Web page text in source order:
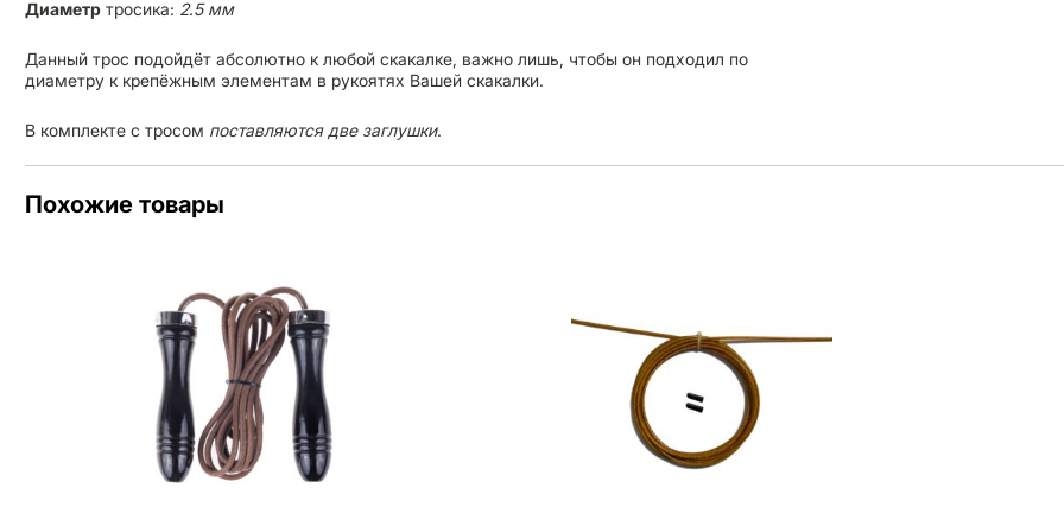
Диаметр тросика: 2.5 мм
Данный трос подойдёт абсолютно к любой скакалке, важно лишь, чтобы он подходил по
диаметру к крепёжным элементам в рукоятях Вашей скакалки.
В комплекте с тросом поставляются две заглушки.
Похожие товары